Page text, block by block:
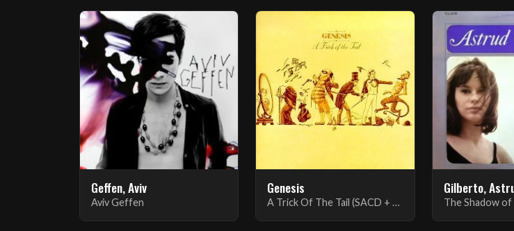
Geffen, Aviv
Aviv Geffen
Genesis
A Trick Of The Tail (SACD + DVD Remastered Edition)
Gilberto,
The Shadow of